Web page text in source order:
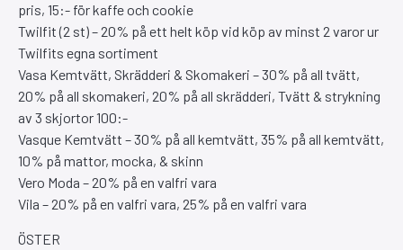
pris, 15:- för kaffe och cookie
Twilfit (2 st) – 20% på ett helt köp vid köp av minst 2 varor ur
Twilfits egna sortiment
Vasa Kemtvätt, Skrädderi & Skomakeri – 30% på all tvätt,
20% på all skomakeri, 20% på all skrädderi, Tvätt & strykning
av 3 skjortor 100:-
Vasque Kemtvätt – 30% på all kemtvätt, 35% på all kemtvätt,
10% på mattor, mocka, & skinn
Vero Moda – 20% på en valfri vara
Vila – 20% på en valfri vara, 25% på en valfri vara
ÖSTER